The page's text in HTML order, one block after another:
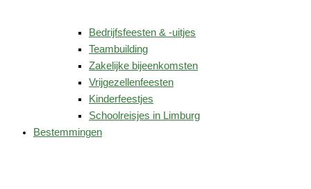
Bedrijfsfeesten & -uitjes
Teambuilding
Zakelijke bijeenkomsten
Vrijgezellenfeesten
Kinderfeestjes
Schoolreisjes in Limburg
Bestemmingen